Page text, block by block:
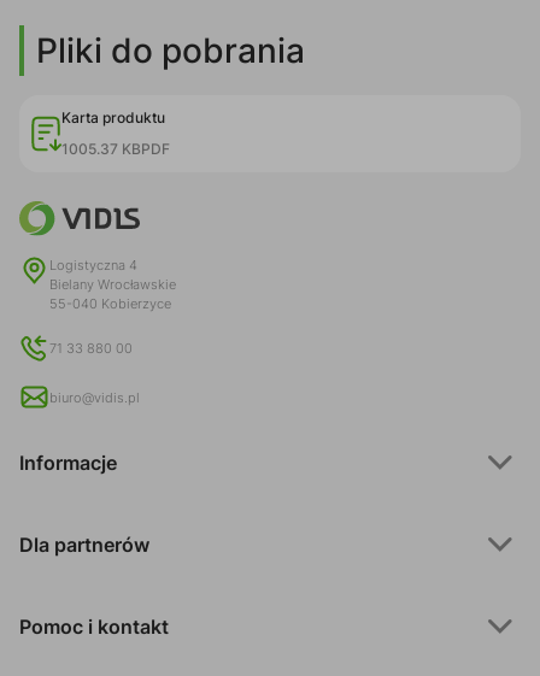
Pliki do pobrania
Karta produktu
1005.37 KBPDF
Logistyczna 4
Bielany Wrocławskie
55-040 Kobierzyce
71 33 880 00
biuro@vidis.pl
Informacje
Dla partnerów
Pomoc i kontakt